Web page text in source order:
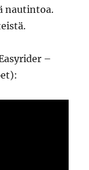
nautintoa.
–